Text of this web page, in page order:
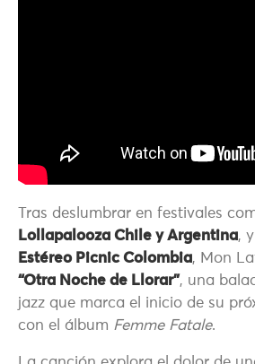
Tras deslumbrar en festivales
Lollapalooza Chile y Argentina,
Estéreo Picnic Colombia, Mon
“Otra Noche de Llorar”, una
jazz que marca el inicio de su
con el álbum Femme Fatale.